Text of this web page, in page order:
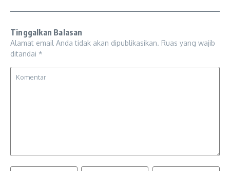
Tinggalkan Balasan
Alamat email Anda tidak akan dipublikasikan. Ruas yang wajib
ditandai *